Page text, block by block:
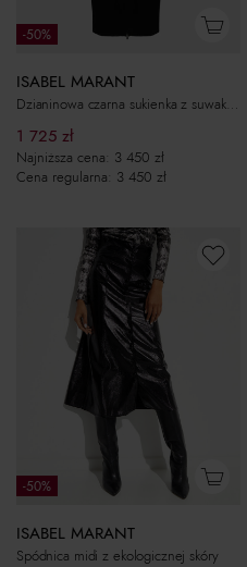
-50%
ISABEL MARANT
Dzianinowa czarna sukienka z suwakiem Zael
1 725 zł
Najniższa cena: 3 450 zł
Cena regularna: 3 450 zł
-50%
ISABEL MARANT
Spódnica midi z ekologicznej skóry